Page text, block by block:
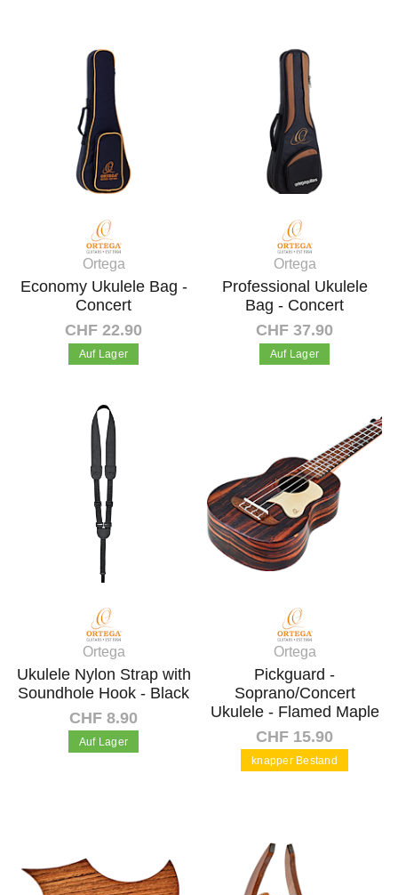
Ortega
Economy Ukulele Bag -
Concert
CHF 22.90
Auf Lager
In den Warenkorb
Ortega
Professional Ukulele
Bag - Concert
CHF 37.90
Auf Lager
Ortega
Ukulele Nylon Strap with
Soundhole Hook - Black
CHF 8.90
Auf Lager
Ortega
Pickguard -
Soprano/Concert
Ukulele - Flamed Maple
CHF 15.90
knapper Bestand